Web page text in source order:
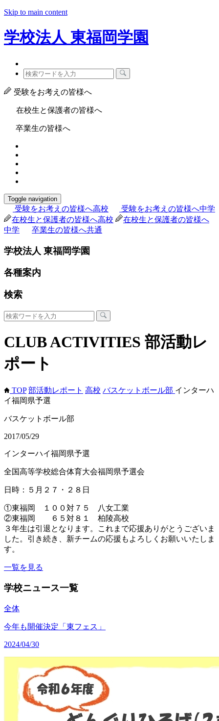
Skip to main content
学校法人 東福岡学園
受験をお考えの皆様へ
在校生と保護者の皆様へ
卒業生の皆様へ
Toggle navigation
受験をお考えの皆様へ高校 受験をお考えの皆様へ中学
在校生と保護者の皆様へ高校
在校生と保護者の皆様へ
中学
卒業生の皆様へ共通
学校法人 東福岡学園
各種案内
検索
CLUB ACTIVITIES 部活動レ
ポート
TOP 部活動レポート 高校 バスケットボール部 インターハ
イ福岡県予選
バスケットボール部
2017/05/29
インターハイ福岡県予選
全国高等学校総合体育大会福岡県予選会
日時：５月２７・２８日
①東福岡 １００対７５ 八女工業
②東福岡 ６５対８１ 柏陵高校
３年生は引退となります。これまで応援ありがとうございま
した。引き続き、新チームの応援もよろしくお願いいたしま
す。
一覧を見る
学校ニュース一覧
全体
今年も開催決定「東フェス」
2024/04/30